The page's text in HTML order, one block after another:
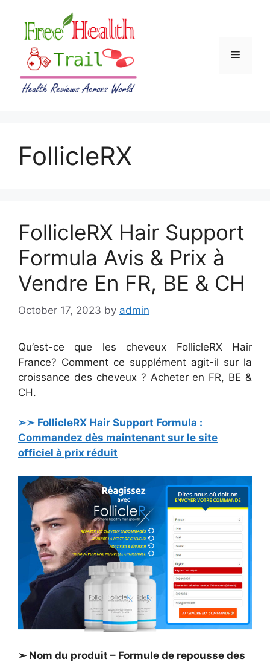
content
Menu
FollicleRX
FollicleRX Hair Support
Formula Avis & Prix à
Vendre En FR, BE & CH
October 17, 2023 by admin
Qu’est-ce que les cheveux FollicleRX Hair
France? Comment ce supplément agit-il sur la
croissance des cheveux ? Acheter en FR, BE &
CH.
➢➣ FollicleRX Hair Support Formula :
Commandez dès maintenant sur le site
officiel à prix réduit
➢ Nom du produit – Formule de repousse des